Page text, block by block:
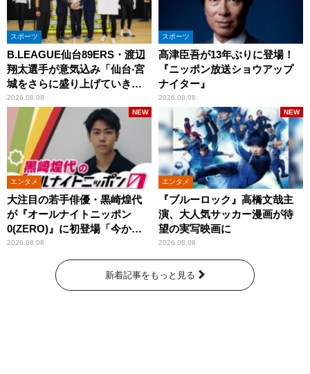
スポーツ
B.LEAGUE仙台89ERS・渡辺
翔太選手が意気込み「仙台‧宮
城をさらに盛り上げていきた
いです」
2026.08.08
スポーツ
髙津臣吾が13年ぶりに登場！
『ニッポン放送ショウアップ
ナイター』
2026.08.08
エンタメ
大注目の若手俳優・黒崎煌代
が『オールナイトニッポン
0(ZERO)』に初登場「今から
とてもワクワクしておりま
2026.08.08
NEW
エンタメ
『ブルーロック』高橋文哉主
演、大人気サッカー漫画が待
望の実写映画に
2026.08.08
NEW
新着記事をもっと見る